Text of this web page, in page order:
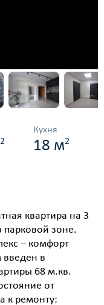
2
Кухня
18 м2
квартира на 3
парковой зоне.
– комфорт
в
68 м.кв.
от
​​к ремонту: